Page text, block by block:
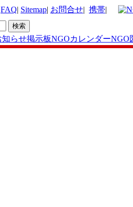
FAQ| Sitemap| お問合せ| 携帯|
らせ掲示板NGOカレンダーNGO